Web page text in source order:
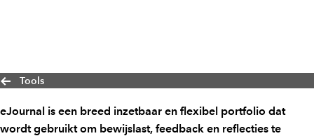
Tools
eJournal is een breed inzetbaar en flexibel portfolio dat
wordt gebruikt om bewijslast, feedback en reflecties te